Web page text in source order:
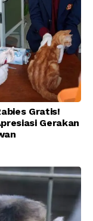
Gratis!
Gerakan